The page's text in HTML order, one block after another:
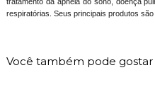
respiratórias. Seus principais produtos são
Você também pode gostar